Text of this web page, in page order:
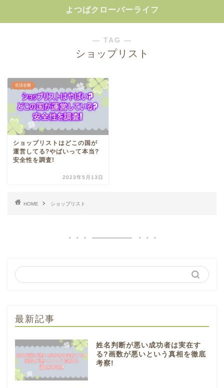
よつばクローバーライフ
― TAG ―
ショップリスト
生活全般
ショップリストはどこの国が
運営してる?やばいって本当?
安全性を調査!
2023年5月13日
HOME ショップリスト
最新記事
姓名判断が悪い成功者は実在す
る?画数が悪いという真相を徹底
考察!